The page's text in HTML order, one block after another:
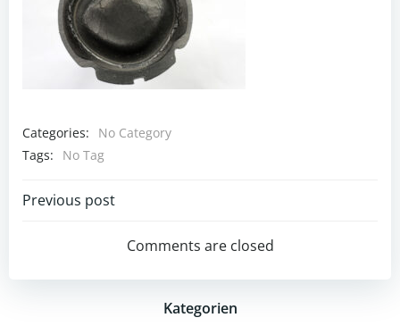
Categories:
No Category
Tags:
No Tag
Post
navigation
Previous post
Comments are closed
Kategorien